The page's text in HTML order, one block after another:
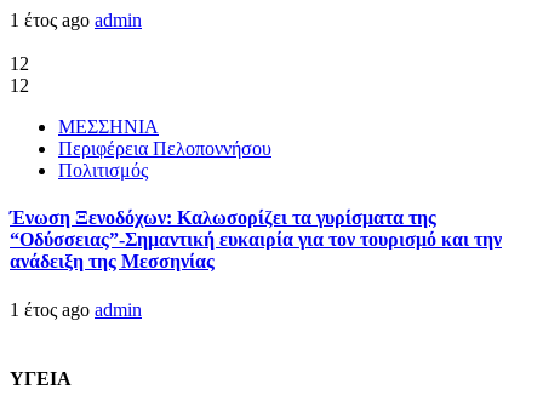
1 έτος ago admin
12
12
ΜΕΣΣΗΝΙΑ
Περιφέρεια Πελοποννήσου
Πολιτισμός
Ένωση Ξενοδόχων: Καλωσορίζει τα γυρίσματα της
“Οδύσσειας”-Σημαντική ευκαιρία για τον τουρισμό και την
ανάδειξη της Μεσσηνίας
1 έτος ago admin
ΥΓΕΙΑ